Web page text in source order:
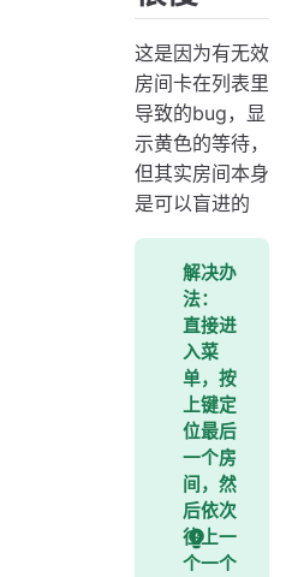
这是因为有无效
房间卡在列表里
导致的bug，显
示黄色的等待，
但其实房间本身
是可以盲进的
解决办
法：
直接进
入菜
单，按
上键定
位最后
一个房
间，然
后依次
往上一
个一个